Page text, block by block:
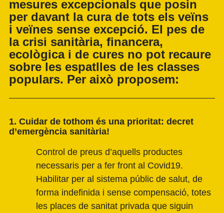
mesures excepcionals que posin
per davant la cura de tots els veïns
i veïnes sense excepció. El pes de
la crisi sanitària, financera,
ecològica i de cures no pot recaure
sobre les espatlles de les classes
populars. Per això proposem:
1. Cuidar de tothom és una prioritat: decret
d’emergència sanitària!
Control de preus d’aquells productes
necessaris per a fer front al Covid19.
Habilitar per al sistema públic de salut, de
forma indefinida i sense compensació, totes
les places de sanitat privada que siguin